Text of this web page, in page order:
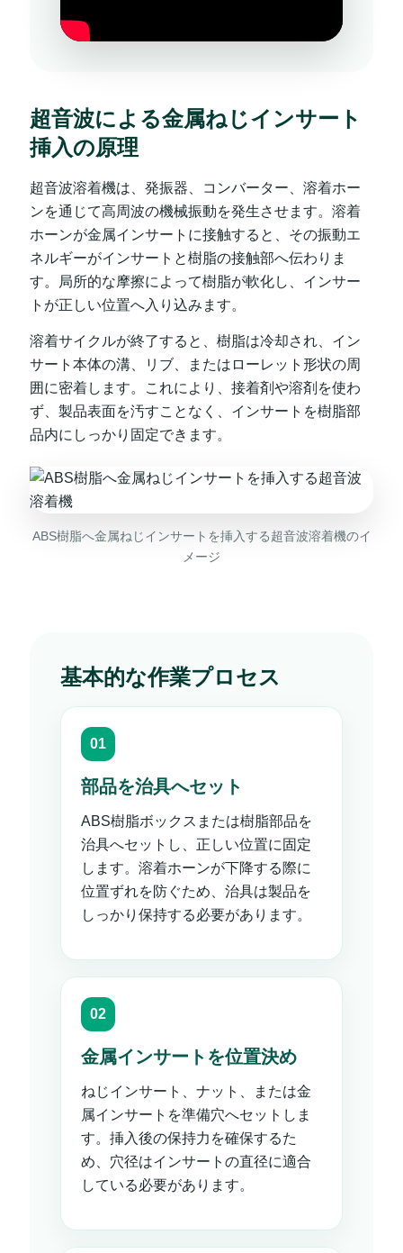
超音波による金属ねじインサート
挿入の原理
超音波溶着機は、発振器、コンバーター、溶着ホー
ンを通じて高周波の機械振動を発生させます。溶着
ホーンが金属インサートに接触すると、その振動エ
ネルギーがインサートと樹脂の接触部へ伝わりま
す。局所的な摩擦によって樹脂が軟化し、インサー
トが正しい位置へ入り込みます。
溶着サイクルが終了すると、樹脂は冷却され、イン
サート本体の溝、リブ、またはローレット形状の周
囲に密着します。これにより、接着剤や溶剤を使わ
ず、製品表面を汚すことなく、インサートを樹脂部
品内にしっかり固定できます。
ABS樹脂へ金属ねじインサートを挿入する超音波溶着機のイ
メージ
基本的な作業プロセス
部品を治具へセット
ABS樹脂ボックスまたは樹脂部品を
治具へセットし、正しい位置に固定
します。溶着ホーンが下降する際に
位置ずれを防ぐため、治具は製品を
しっかり保持する必要があります。
金属インサートを位置決め
ねじインサート、ナット、または金
属インサートを準備穴へセットしま
す。挿入後の保持力を確保するた
め、穴径はインサートの直径に適合
している必要があります。